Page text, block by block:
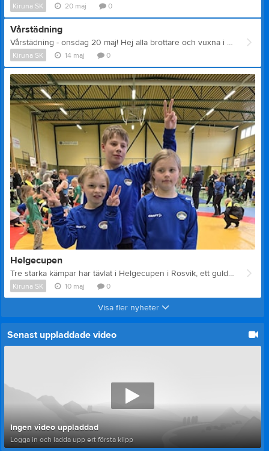
Kiruna SK 20 maj 0
Vårstädning
Vårstädning - onsdag 20 maj! Hej alla brottare och vuxna i Brottarlekis, Brottarskola och Utvecklingsgruppen! Snart är det dags för årets vårstädning, då vi tillsammans gör fint på FAB:s områden innan sommaruppehållet från träningarna.
Kiruna SK 14 maj 0
Helgecupen
Tre starka kämpar har tävlat i Helgecupen i Rosvik, ett guld, ett silver och ett brons blev utdelningen. Bra jobbat!
Kiruna SK 10 maj 0
Visa fler nyheter
Senast uppladdade video
Ingen video uppladdad
Logga in och ladda upp ert första klipp